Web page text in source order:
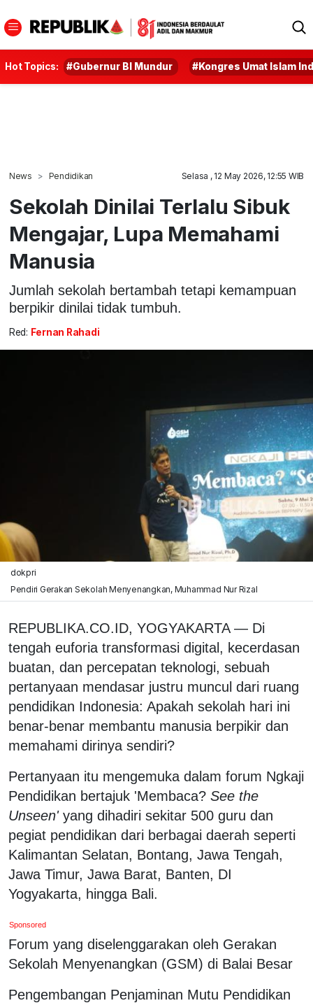
Hot Topics: #Gubernur BI Mundur #Kongres Umat Islam
News Pendidikan Selasa , 12 May 2026, 12:55 WIB
Sekolah Dinilai Terlalu Sibuk
Mengajar, Lupa Memahami
Manusia
Jumlah sekolah bertambah tetapi kemampuan
berpikir dinilai tidak tumbuh.
Red: Fernan Rahadi
dokpri
Pendiri Gerakan Sekolah Menyenangkan, Muhammad Nur Rizal
REPUBLIKA.CO.ID, YOGYAKARTA — Di
tengah euforia transformasi digital, kecerdasan
buatan, dan percepatan teknologi, sebuah
pertanyaan mendasar justru muncul dari ruang
pendidikan Indonesia: Apakah sekolah hari ini
benar-benar membantu manusia berpikir dan
memahami dirinya sendiri?
Pertanyaan itu mengemuka dalam forum Ngkaji
Pendidikan bertajuk 'Membaca? See the
Unseen'yang dihadiri sekitar 500 guru dan
pegiat pendidikan dari berbagai daerah seperti
Kalimantan Selatan, Bontang, Jawa Tengah,
Jawa Timur, Jawa Barat, Banten, DI
Yogyakarta, hingga Bali.
Sponsored
Forum yang diselenggarakan oleh Gerakan
Sekolah Menyenangkan (GSM) di Balai Besar
Pengembangan Penjaminan Mutu Pendidikan